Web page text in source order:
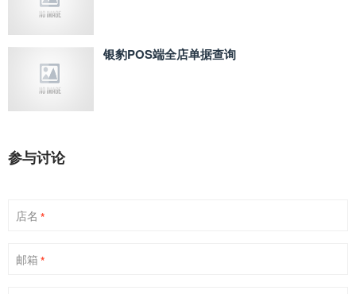
银豹POS端全店单据查询
参与讨论
店名 *
邮箱 *